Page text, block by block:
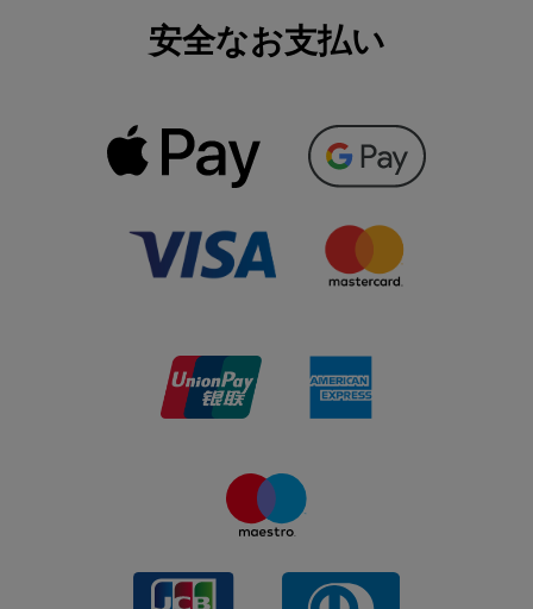
安全なお支払い